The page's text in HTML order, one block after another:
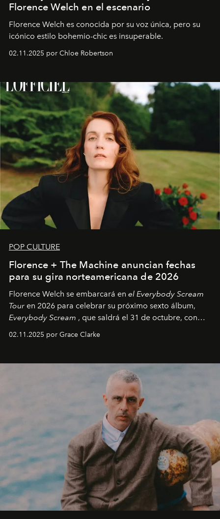
Florence Welch en el escenario
Florence Welch es conocida por su voz única, pero su
icónico estilo bohemio-chic es insuperable.
02.11.2025 por Chloe Robertson
POP CULTURE
Florence + The Machine anuncian fechas
para su gira norteamericana de 2026
Florence Welch se embarcará en el Everybody Scream
Tour en 2026 para celebrar su próximo sexto álbum,
Everybody Scream , que saldrá el 31 de octubre, con
fechas en Norteamérica a partir de abril del próximo
02.11.2025 por Grace Clarke